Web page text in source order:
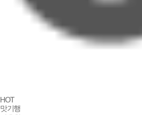
HOT
맛기행